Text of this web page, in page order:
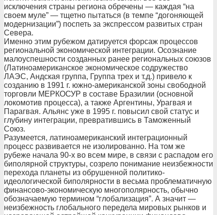
исключения страны региона обречены — каждая “на
своем муле” — тщетно пытаться (в темпе “догоняющей
модернизации”) поспеть за экспрессом развитых стран
Севера.
Именно этим рубежом датируется форсаж процессов
региональной экономической интеграции. Осознание
малоуспешности созданных ранее региональных союзов
(Латиноамериканское экономическое содружество
ЛАЭС, Андская группа, Группа трех и т.д.) привело к
созданию в 1991 г. южно-американской зоны свободной
торговли МЕРКОСУР в составе Бразилии (основной
локомотив процесса), а также Аргентины, Урагвая и
Парагвая. Альянс уже в 1995 г. повысил свой статус и
глубину интеграции, превратившись в Таможенный
Союз.
Разумеется, латиноамериканский интеграционный
процесс развивается не изолированно. На том же
рубеже начала 90-х во всем мире, в связи с распадом его
биполярной структуры, созрело понимание неизбежности
перехода планеты из обрушенной политико-
идеологической биполярности в весьма проблематичную
финансово-экономическую многополярность, обычно
обозначаемую термином “глобализация”. А значит —
неизбежность глобального передела мировых рынков и